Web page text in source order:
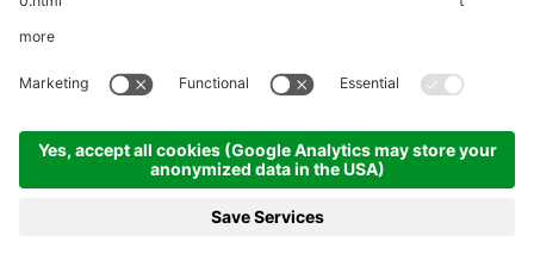
© 2026 Hotel Walliserhof GmbH MwStNr. AT U69165636
Sitemap Cookie Einstellungen